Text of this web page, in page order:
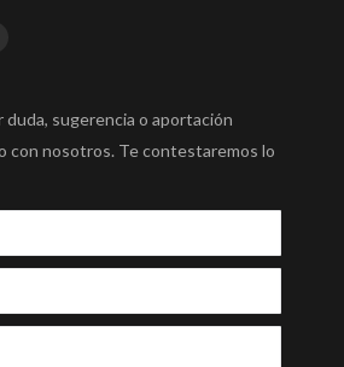
duda, sugerencia o aportación
con nosotros. Te contestaremos lo